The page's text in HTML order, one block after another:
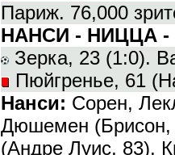
Париж. 76,000
НАНСИ - НИЦЦА -
Зерка, 23 (1:0).
Пюйгренье, 61
Нанси: Сорен,
Дюшемен (Брисон,
(Андре Луис, 83),